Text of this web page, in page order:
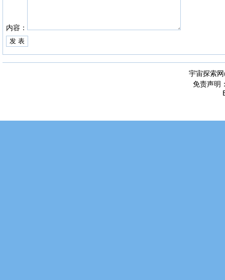
内容：
宇宙探索
免责声明